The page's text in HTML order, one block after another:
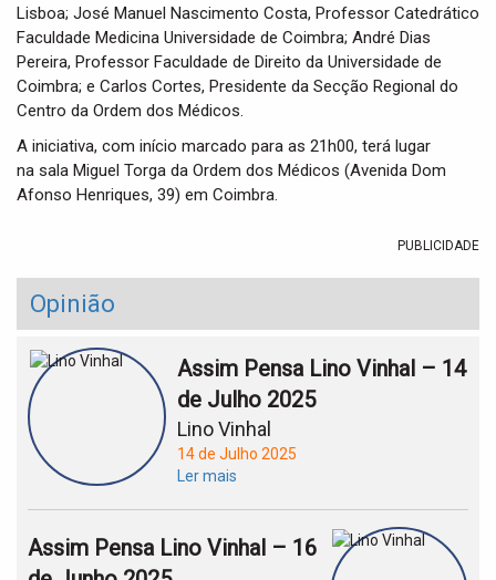
Lisboa; José Manuel Nascimento Costa, Professor Catedrático
Faculdade Medicina Universidade de Coimbra; André Dias
Pereira, Professor Faculdade de Direito da Universidade de
Coimbra; e Carlos Cortes, Presidente da Secção Regional do
Centro da Ordem dos Médicos.
A iniciativa, com início marcado para as 21h00, terá lugar
na sala Miguel Torga da Ordem dos Médicos (Avenida Dom
Afonso Henriques, 39) em Coimbra.
PUBLICIDADE
Opinião
Assim Pensa Lino Vinhal – 14
de Julho 2025
Lino Vinhal
14 de Julho 2025
Ler mais
Assim Pensa Lino Vinhal – 16